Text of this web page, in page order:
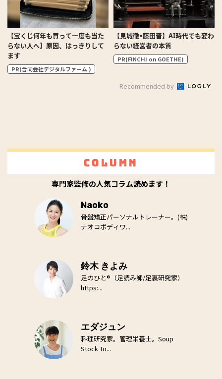
【宝くじ何年も買って一度も当た
らない人へ】原因、はっきりして
ます
PR(合同会社デジタルファーム )
【見城徹×藤田晋】AI時代でも変わ
らない経営者の本質
PR(FINCHI on GOETHE)
Recommended by
Column
専門家監修の人気コラム読めます！
Naoko
骨盤矯正パーソナルトレーナー。(株)
ナオコボディワ...
鈴木 きよみ
足のひと®（足読み師/足裏研究家）
https:...
エダジュン
料理研究家。管理栄養士。Soup
Stock To...